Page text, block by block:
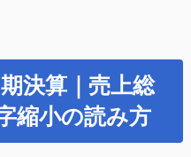
決算｜売上総
縮小の読み方